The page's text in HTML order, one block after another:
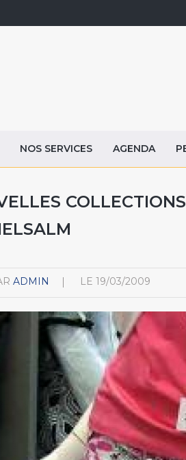
NOS SERVICES AGENDA
ADMIN LE 19/03/2009